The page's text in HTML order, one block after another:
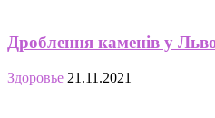
Дроблення каменів у
Здоровье 21.11.2021